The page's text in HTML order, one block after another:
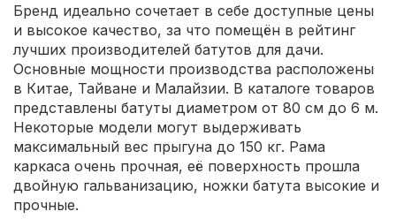
Бренд идеально сочетает в себе доступные цены
и высокое качество, за что помещён в рейтинг
лучших производителей батутов для дачи.
Основные мощности производства расположены
в Китае, Тайване и Малайзии. В каталоге товаров
представлены батуты диаметром от 80 см до 6 м.
Некоторые модели могут выдерживать
максимальный вес прыгуна до 150 кг. Рама
каркаса очень прочная, её поверхность прошла
двойную гальванизацию, ножки батута высокие и
прочные.